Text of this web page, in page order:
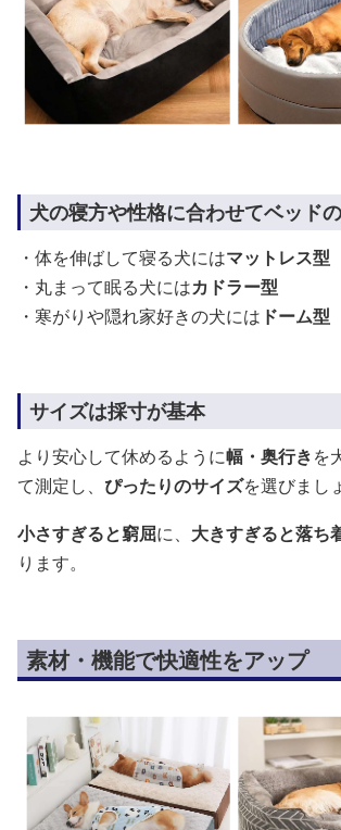
犬の寝方や性格に合わせてベッド
・体を伸ばして寝る犬にはマットレス型
・丸まって眠る犬にはカドラー型
・寒がりや隠れ家好きの犬には ドーム型
サイズは採寸が基本
より安心して休めるように幅・奥行きを
て測定し、 ぴったりのサイズを選びまし
小さすぎると窮屈に、 大きすぎると落ち
ります。
素材・機能で快適性をアップ